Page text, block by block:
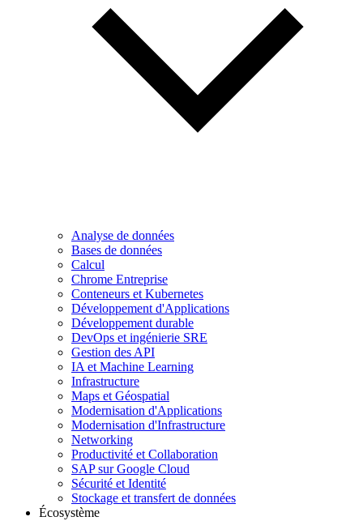
Analyse de données
Bases de données
Calcul
Chrome Entreprise
Conteneurs et Kubernetes
Développement d'Applications
Développement durable
DevOps et ingénierie SRE
Gestion des API
IA et Machine Learning
Infrastructure
Maps et Géospatial
Modernisation d'Applications
Modernisation d'Infrastructure
Networking
Productivité et Collaboration
SAP sur Google Cloud
Sécurité et Identité
Stockage et transfert de données
Écosystème